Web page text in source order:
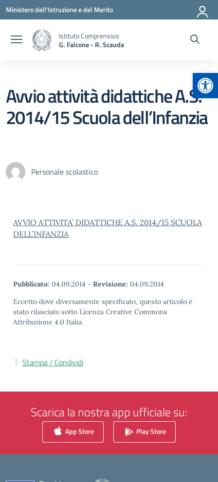
Vai ai contenuti
Vai al menu di navigazione
Vai al footer
Ministero dell'Istruzione e del Merito
Istituto Comprensivo
G. Falcone - R. Scauda
Avvio attività didattiche A.S.
2014/15 Scuola dell’Infanzia
Personale scolastico
AVVIO ATTIVITA’ DIDATTICHE A.S. 2014/15 SCUOLA
DELL’INFANZIA
Pubblicato: 04.09.2014 - Revisione: 04.09.2014
Eccetto dove diversamente specificato, questo articolo è
stato rilasciato sotto Licenza Creative Commons
Attribuzione 4.0 Italia.
Stampa / Condividi
Scarica la nostra app ufficiale su:
App Store Play Store